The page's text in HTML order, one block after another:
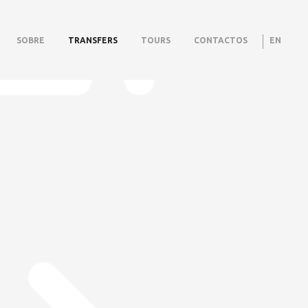
SOBRE TRANSFERS TOURS CONTACTOS EN